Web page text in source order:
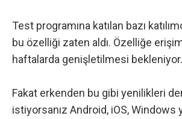
Test programına katılan bazı
bu özelliği zaten aldı. Özelliğe
haftalarda genişletilmesi bekleniyor.
Fakat erkenden bu gibi yenilikleri
istiyorsanız Android, iOS, Windows